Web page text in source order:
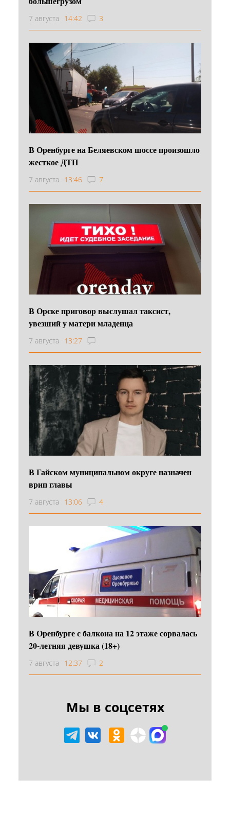
7 августа 14:42 3
В Оренбурге на Беляевском шоссе произошло
жесткое ДТП
7 августа 13:46 7
В Орске приговор выслушал таксист,
увезший у матери младенца
7 августа 13:27
В Гайском муниципальном округе назначен
врип главы
7 августа 13:06 4
В Оренбурге с балкона на 12 этаже сорвалась
20-летняя девушка (18+)
7 августа 12:37 2
Мы в соцсетях